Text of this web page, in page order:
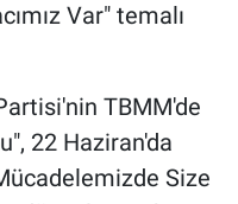
Var" temalı
TBMM'de
22 Haziran'da
Size